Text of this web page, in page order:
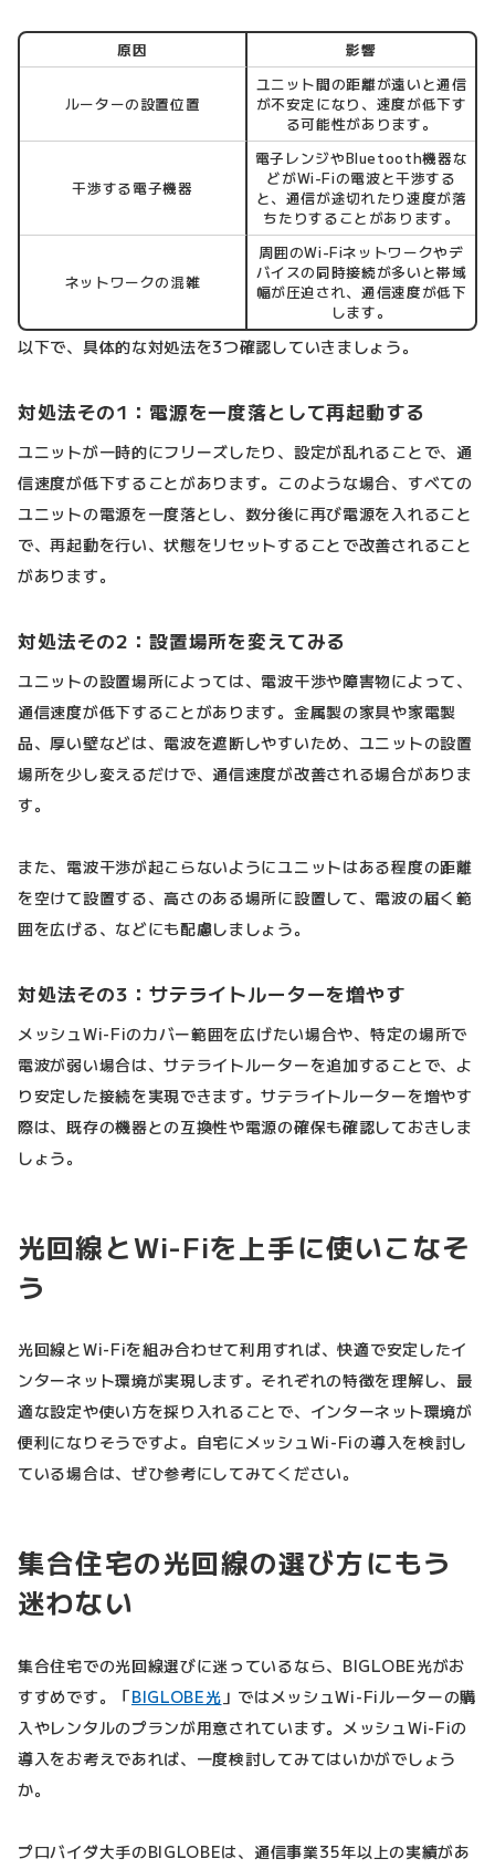
原因 影響
ルーターの設置位置
ユニット間の距離が遠いと通信
が不安定になり、速度が低下す
る可能性があります。
干渉する電子機器
電子レンジやBluetooth機器な
どがWi-Fiの電波と干渉する
と、通信が途切れたり速度が落
ちたりすることがあります。
ネットワークの混雑
周囲のWi-Fiネットワークやデ
バイスの同時接続が多いと帯域
幅が圧迫され、通信速度が低下
します。
以下で、具体的な対処法を3つ確認していきましょう。
対処法その1：電源を一度落として再起動する
ユニットが一時的にフリーズしたり、設定が乱れることで、通
信速度が低下することがあります。このような場合、すべての
ユニットの電源を一度落とし、数分後に再び電源を入れること
で、再起動を行い、状態をリセットすることで改善されること
があります。
対処法その2：設置場所を変えてみる
ユニットの設置場所によっては、電波干渉や障害物によって、
通信速度が低下することがあります。金属製の家具や家電製
品、厚い壁などは、電波を遮断しやすいため、ユニットの設置
場所を少し変えるだけで、通信速度が改善される場合がありま
す。
また、電波干渉が起こらないようにユニットはある程度の距離
を空けて設置する、高さのある場所に設置して、電波の届く範
囲を広げる、などにも配慮しましょう。
対処法その3：サテライトルーターを増やす
メッシュWi-Fiのカバー範囲を広げたい場合や、特定の場所で
電波が弱い場合は、サテライトルーターを追加することで、よ
り安定した接続を実現できます。サテライトルーターを増やす
際は、既存の機器との互換性や電源の確保も確認しておきしま
しょう。
光回線とWi-Fiを上手に使いこなそ
う
光回線とWi-Fiを組み合わせて利用すれば、快適で安定したイ
ンターネット環境が実現します。それぞれの特徴を理解し、最
適な設定や使い方を採り入れることで、インターネット環境が
便利になりそうですよ。自宅にメッシュWi-Fiの導入を検討し
ている場合は、ぜひ参考にしてみてください。
集合住宅の光回線の選び方にもう
迷わない
集合住宅での光回線選びに迷っているなら、BIGLOBE光がお
すすめです。「BIGLOBE光 」ではメッシュWi-Fiルーターの購
入やレンタルのプランが用意されています。メッシュWi-Fiの
導入をお考えであれば、一度検討してみてはいかがでしょう
か。
プロバイダ大手のBIGLOBEは、通信事業35年以上の実績があ